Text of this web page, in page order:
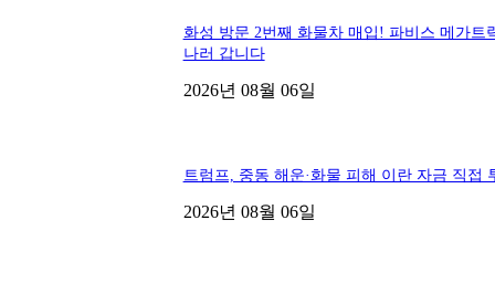
화성 방문 2번째 화물차 매입! 파비스 메가트
나러 갑니다
2026년 08월 06일
트럼프, 중동 해운·화물 피해 이란 자금 직접
2026년 08월 06일